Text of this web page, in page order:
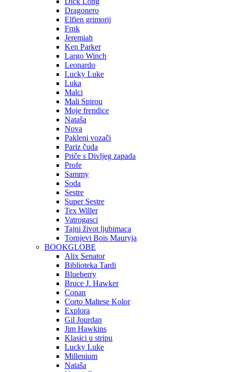
Dragonero
Elfien grimorij
Frnk
Jeremiah
Ken Parker
Largo Winch
Leonardo
Lucky Luke
Luka
Malci
Mali Spirou
Moje frendice
Nataša
Nova
Pakleni vozači
Pariz čuda
Priče s Divljeg zapada
Profe
Sammy
Soda
Sestre
Super Sestre
Tex Willer
Vatrogasci
Tajni život ljubimaca
Tornjevi Bois Mauryja
BOOKGLOBE
Alix Senator
Biblioteka Tardi
Blueberry
Bruce J. Hawker
Conan
Corto Maltese Kolor
Explora
Gil Jourdan
Jim Hawkins
Klasici u stripu
Lucky Luke
Millenium
Nataša